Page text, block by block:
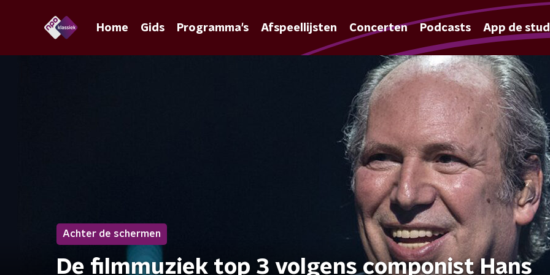
Home Gids Programma's Afspeellijsten Concerten Podcasts App de
Achter de schermen
De filmmuziek top 3 volgens componist Hans